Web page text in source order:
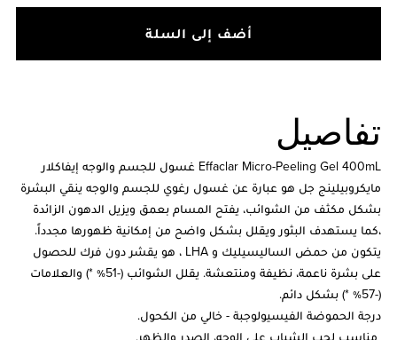
أضف إلى السلة
تفاصيل
Effaclar Micro-Peeling Gel 400mL غسول للجسم والوجه إيفاكلار
مايكروبيلينج جل هو عبارة عن غسول رغوي للجسم والوجه ينقي البشرة
بشكل مكثف من الشوائب، يفتح المسام بعمق ويزيل الدهون الزائدة
،كما يستهدف البثور ويقلل بشكل واضح من إمكانية ظهورها مجدداً.
يتكون من حمض الساليسيليك و LHA ، هو يقشر دون فرك للحصول
على بشرة ناعمة، نظيفة ومنتعشة. يقلل الشوائب (-51٪ *) والعلامات
(-57٪ *) بشكل دائم.
درجة الحموضة الفيسيولوجبة - خالي من الكحول.